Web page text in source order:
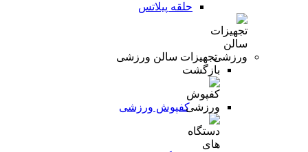
حلقه پیلاتس
تجهیزات سالن ورزشی
بازگشت
کفپوش ورزشی